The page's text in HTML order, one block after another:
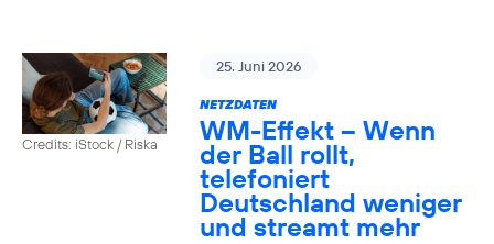
Credits: iStock / Riska
25. Juni 2026
NETZDATEN
WM-Effekt – Wenn
der Ball rollt,
telefoniert
Deutschland weniger
und streamt mehr